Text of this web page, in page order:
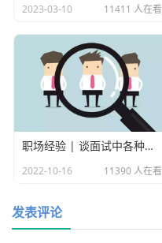
2023-03-10 11411 人在看
职场经验 | 谈面试中各种各样的坑
2022-10-16 11390 人在看
发表评论